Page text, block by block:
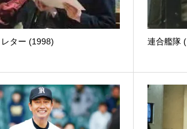
ター (1998) 連合艦隊